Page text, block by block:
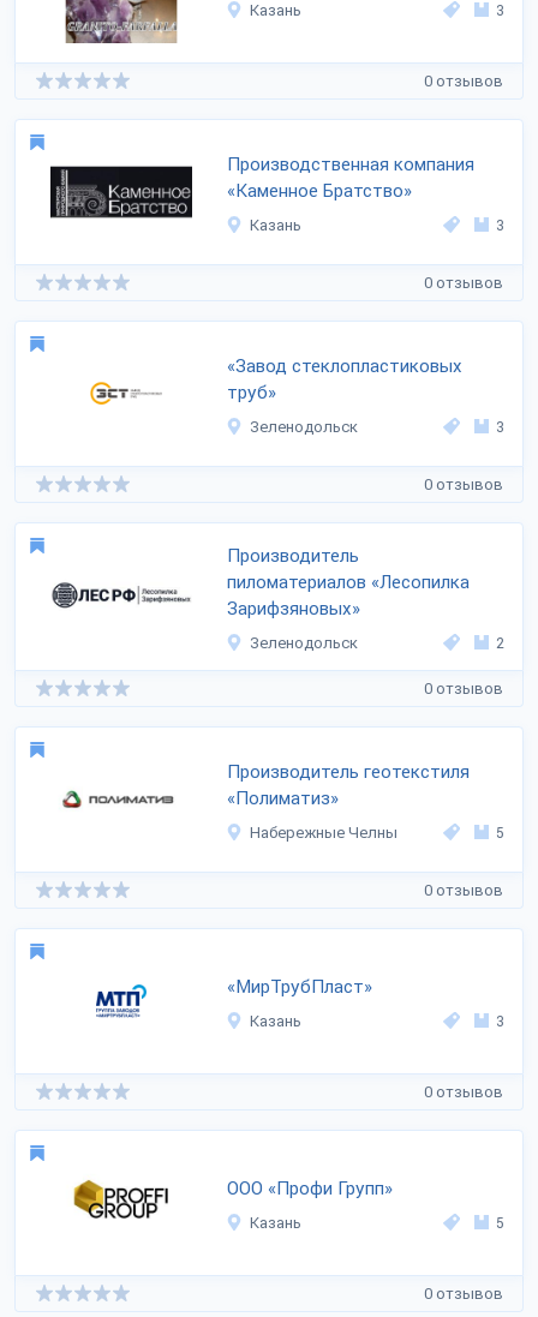
Казань 3
0 отзывов
Производственная компания
«Каменное Братство»
Казань 3
0 отзывов
«Завод стеклопластиковых
труб»
Зеленодольск 3
0 отзывов
Производитель
пиломатериалов «Лесопилка
Зарифзяновых»
Зеленодольск 2
0 отзывов
Производитель геотекстиля
«Полиматиз»
Набережные Челны 5
0 отзывов
«МирТрубПласт»
Казань 3
0 отзывов
ООО «Профи Групп»
Казань 5
0 отзывов